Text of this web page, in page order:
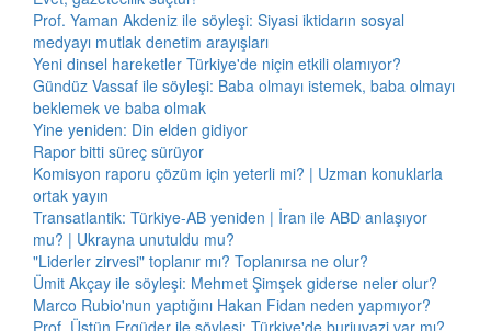
Prof. Yaman Akdeniz ile söyleşi: Siyasi iktidarın sosyal
medyayı mutlak denetim arayışları
Yeni dinsel hareketler Türkiye'de niçin etkili olamıyor?
Gündüz Vassaf ile söyleşi: Baba olmayı istemek, baba olmayı
beklemek ve baba olmak
Yine yeniden: Din elden gidiyor
Rapor bitti süreç sürüyor
Komisyon raporu çözüm için yeterli mi? | Uzman konuklarla
ortak yayın
Transatlantik: Türkiye-AB yeniden | İran ile ABD anlaşıyor
mu? | Ukrayna unutuldu mu?
"Liderler zirvesi" toplanır mı? Toplanırsa ne olur?
Ümit Akçay ile söyleşi: Mehmet Şimşek giderse neler olur?
Marco Rubio'nun yaptığını Hakan Fidan neden yapmıyor?
Prof. Üstün Ergüder ile söyleşi: Türkiye'de burjuvazi var mı?